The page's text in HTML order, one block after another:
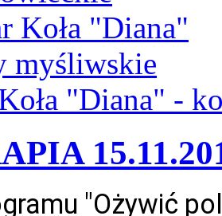
Koła "Diana"
myśliwskie
"Diana" -
"Ożywić